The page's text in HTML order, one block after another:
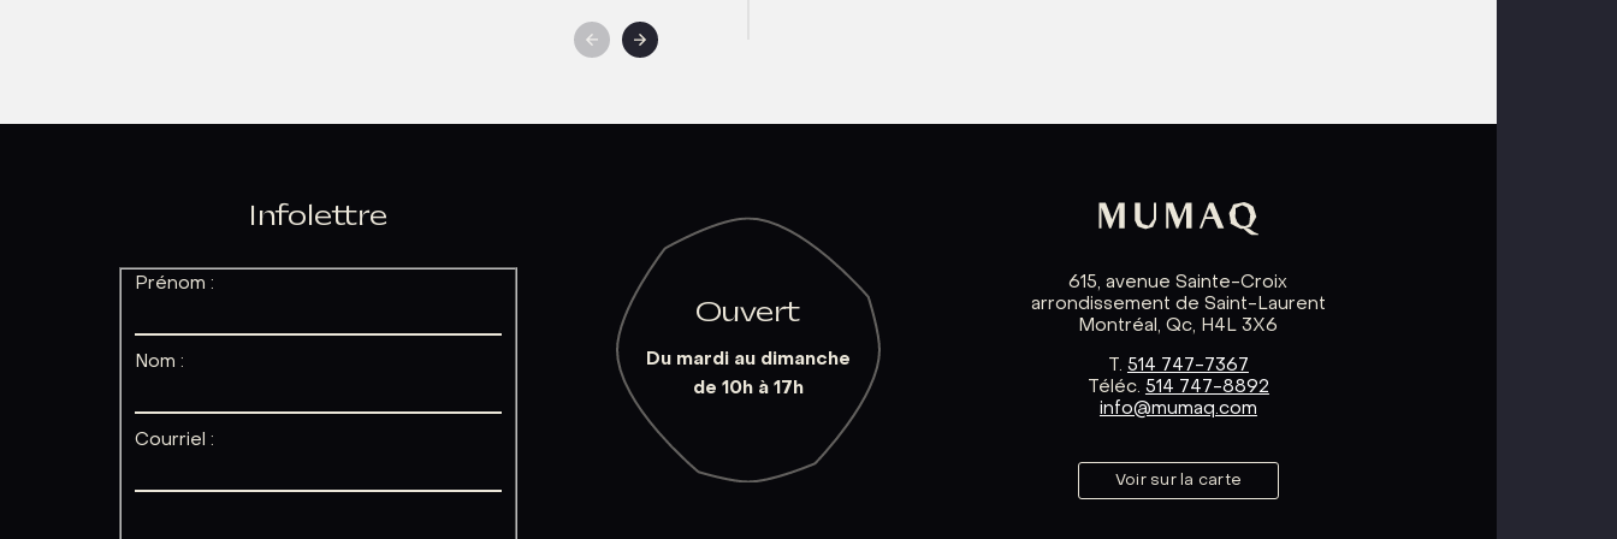
Infolettre
Prénom :
Nom :
Courriel :
Ouvert
Du mardi au dimanche
de 10h à 17h
615, avenue Sainte-Croix
arrondissement de Saint-Laurent
Montréal, Qc, H4L 3X6
T. 514 747-7367
Téléc. 514 747-8892
info@mumaq.com
Voir sur la carte